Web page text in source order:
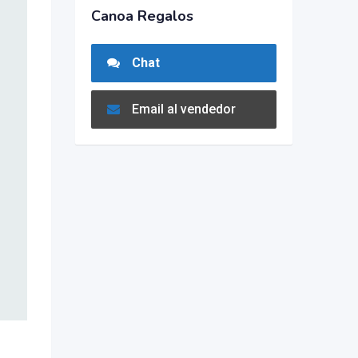
Canoa Regalos
Chat
Email al vendedor